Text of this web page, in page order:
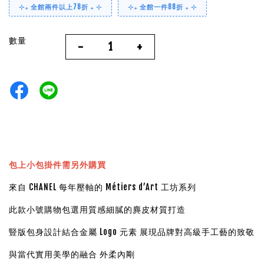
⊹₊ 全館兩件以上78折 ₊ ⊹ ⊹₊ 全館一件88折 ₊ ⊹
數量 - +
包上小包掛件需另外購買
來自 CHANEL 每年壓軸的 Métiers d’Art 工坊系列
此款小號購物包選用質感細膩的麂皮材質打造
豎版包身設計結合金屬 Logo 元素 展現品牌對高級手工藝的致敬
與當代實用美學的融合 外柔內剛